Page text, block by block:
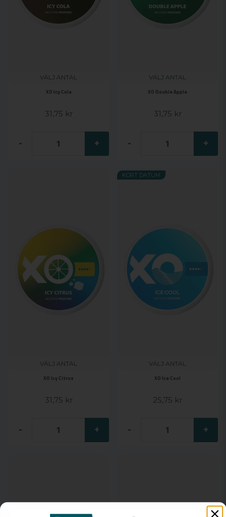
VÄLJ ANTAL
XO Icy Cola
31,75 kr
- +
VÄLJ ANTAL
XO Double Apple
31,75 kr
- +
VÄLJ ANTAL
XO Icy Citrus
31,75 kr
- +
VÄLJ ANTAL
XO Ice Cool
25,75 kr
- +
KORT DATUM